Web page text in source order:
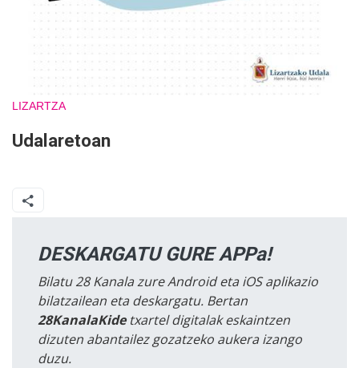
LIZARTZA
Udalaretoan
DESKARGATU GURE APPa!
Bilatu 28 Kanala zure Android eta iOS aplikazio
bilatzailean eta deskargatu. Bertan
28KanalaKidetxartel digitalak eskaintzen
dizuten abantailez gozatzeko aukera izango
duzu.